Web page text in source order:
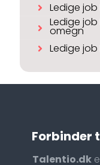
Ledige job
Ledige
omegn
Ledige
Forbinder
Talentio.dk